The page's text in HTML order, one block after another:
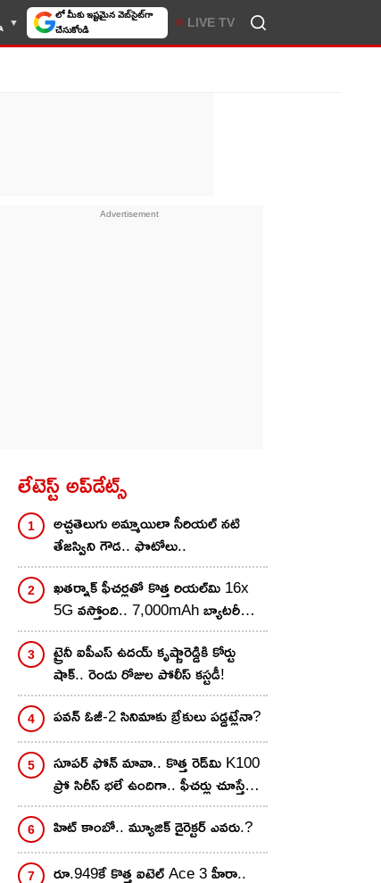
10TV సెలెక్ట్ చేసుకోండి LIVE TV
లేటెస్ట్ అప్‌డేట్స్
అచ్చతెలుగు అమ్మాయిలా సీరియల్ నటి
తేజస్విని గౌడ.. ఫొటోలు..
ఖతర్నాక్ ఫీచర్లతో కొత్త రియల్‌మి 16x
5G వస్తోంది.. 7,000mAh బ్యాటరీ
అదుర్స్, లాంచ్ ఎప్పుడంటే?
ట్రైనీ ఐపీఎస్ ఉదయ్ కృష్ణారెడ్డికి కోర్టు
షాక్.. రెండు రోజుల పోలీస్ కస్టడీ!
పవన్ ఓజీ-2 సినిమాకు బ్రేకులు పడ్డట్లేనా?
సూపర్ ఫోన్ మావా.. కొత్త రెడ్‌మి K100
ప్రో సిరీస్ భలే ఉందిగా.. ఫీచర్లు చూస్తే
ఫిదానే.. ఫుల్ డిటెయిల్స్!
హిట్ కాంబో.. మ్యూజిక్ డైరెక్టర్ ఎవరు.?
రూ.949కే కొత్త ఐటెల్ Ace 3 హీరా..